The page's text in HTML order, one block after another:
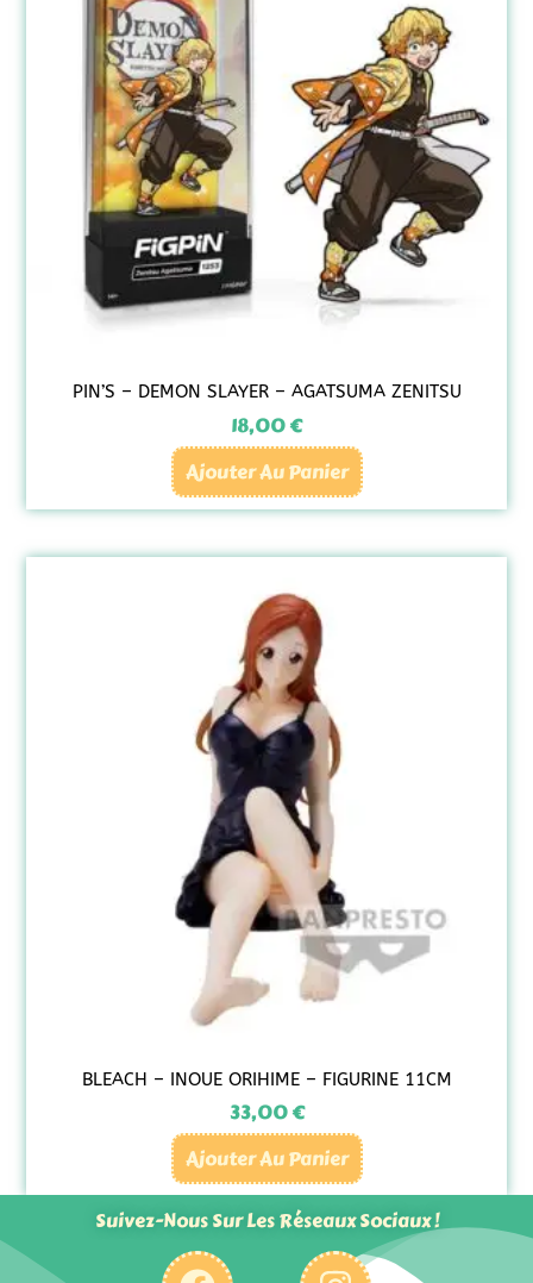
PIN’S – DEMON SLAYER – AGATSUMA ZENITSU
18,00€
Ajouter Au Panier
BLEACH – INOUE ORIHIME – FIGURINE 11CM
33,00€
Ajouter Au Panier
Suivez-Nous Sur Les Réseaux Sociaux !